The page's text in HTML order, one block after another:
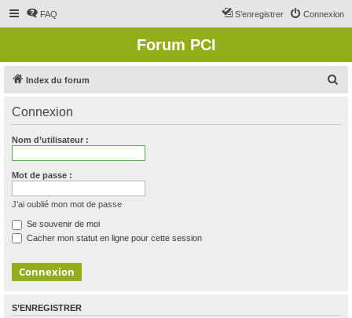
FAQ Connexion
S’enregistrer
Forum PCI
Index du forum
Connexion
Nom d’utilisateur :
Mot de passe :
J’ai oublié mon mot de passe
Se souvenir de moi
Cacher mon statut en ligne pour cette session
S’ENREGISTRER